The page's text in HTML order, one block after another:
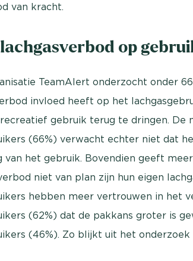
van kracht.
op
TeamAlert onderzocht onder
invloed heeft op het
gebruik terug te dringen. De
(66%) verwacht echter niet dat
van het gebruik. Bovendien geeft
niet van plan zijn hun eigen
hebben meer vertrouwen in het
(62%) dat de pakkans groter is
(46%). Zo blijkt uit het onderzoek